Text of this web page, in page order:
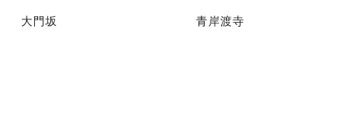
大門坂 青岸渡寺